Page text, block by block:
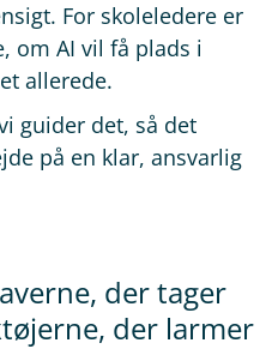
For skoleledere er
om AI vil få plads i
allerede.
guider det, så det
på en klar, ansvarlig
der tager
der larmer